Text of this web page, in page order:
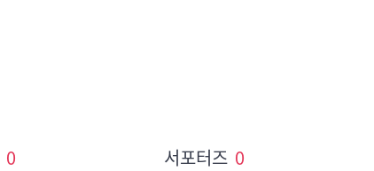
0 서포터즈 0